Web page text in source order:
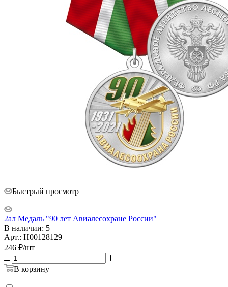
Быстрый просмотр
2ал Медаль "90 лет Авиалесохране России"
В наличии: 5
Арт.: Н00128129
246 ₽/шт
В корзину